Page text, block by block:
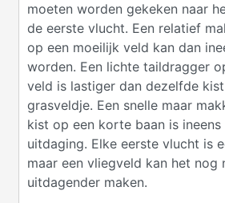
moeten worden gekeken naar
de eerste vlucht. Een relatief
op een moeilijk veld kan dan
worden. Een lichte taildragger
veld is lastiger dan dezelfde
grasveldje. Een snelle maar
kist op een korte baan is
uitdaging. Elke eerste vlucht is
maar een vliegveld kan het nog
uitdagender maken.